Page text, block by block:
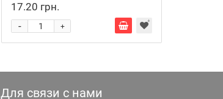
17.20 грн.
+
-
Для связи с нами